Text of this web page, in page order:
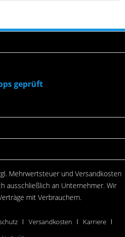
Mehrwertsteuer und Versandkosten
ausschließlich an Unternehmer. Wir
mit Verbrauchern.
Versandkosten
Karriere